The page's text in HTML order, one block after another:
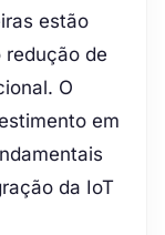
estão
redução de
O
em
da IoT